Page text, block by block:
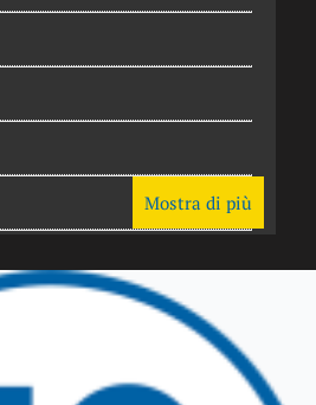
Mostra di più